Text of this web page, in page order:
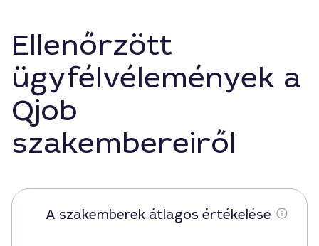
Ellenőrzött
ügyfélvélemények a
Qjob
szakembereiről
A szakemberek átlagos értékelése